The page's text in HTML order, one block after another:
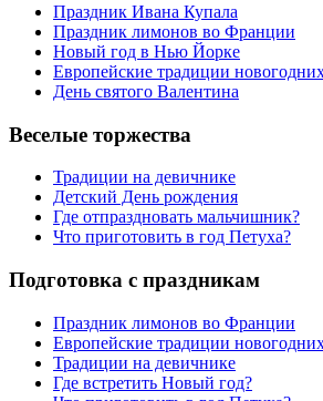
Праздник Ивана Купала
Праздник лимонов во Франции
Новый год в Нью Йорке
Европейские традиции
День святого Валентина
Веселые торжества
Традиции на девичнике
Детский День рождения
Где отпраздновать мальчишник?
Что приготовить в год Петуха?
Подготовка с праздникам
Праздник лимонов во Франции
Европейские традиции
Традиции на девичнике
Где встретить Новый год?